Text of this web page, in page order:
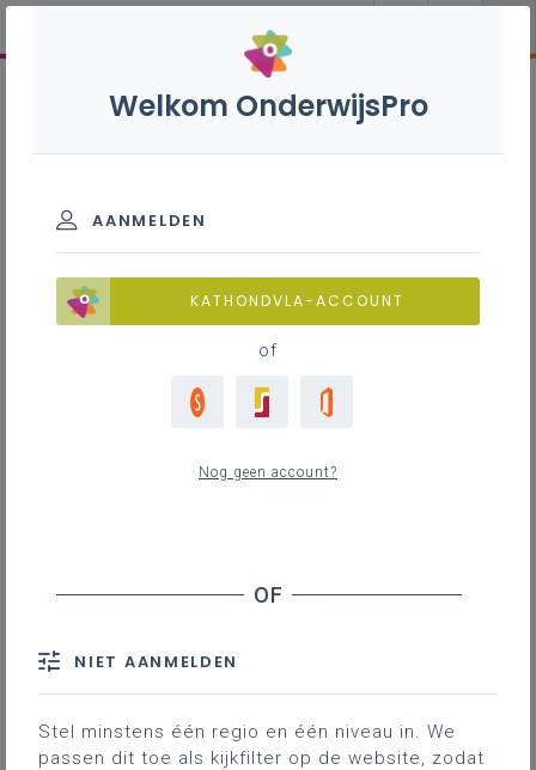
Welkom OnderwijsPro
AANMELDEN
KATHONDVLA-ACCOUNT
of
Nog geen account?
NIET AANMELDEN
Stel minstens één regio en één niveau in. We
passen dit toe als kijkfilter op de website, zodat